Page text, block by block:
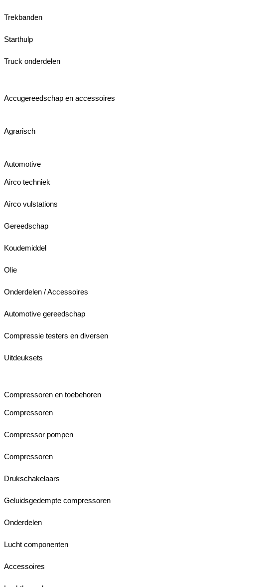
Trekbanden
Starthulp
Truck onderdelen
Accugereedschap en accessoires
Agrarisch
Automotive
Airco techniek
Airco vulstations
Gereedschap
Koudemiddel
Olie
Onderdelen / Accessoires
Automotive gereedschap
Compressie testers en diversen
Uitdeuksets
Compressoren en toebehoren
Compressoren
Compressor pompen
Compressoren
Drukschakelaars
Geluidsgedempte compressoren
Onderdelen
Lucht componenten
Accessoires